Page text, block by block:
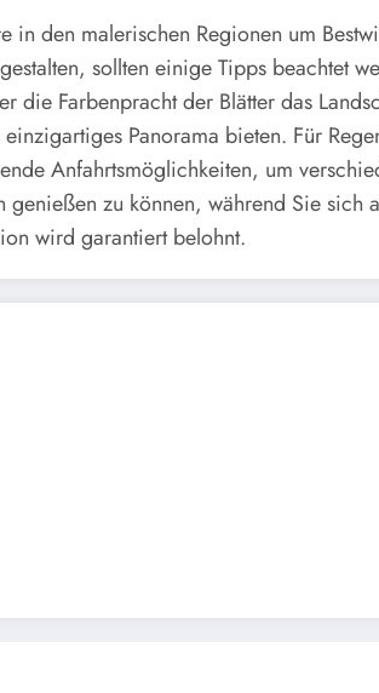
in den malerischen Regionen um
sollten einige Tipps beachtet
die Farbenpracht der Blätter das
Panorama bieten. Für
Anfahrtsmöglichkeiten, um
zu können, während Sie sich
wird garantiert belohnt.